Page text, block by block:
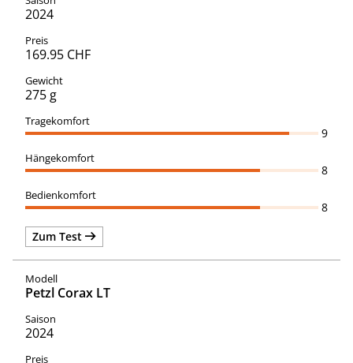
2024
169.95 CHF
275 g
9
8
8
Zum Test
Petzl Corax LT
2024